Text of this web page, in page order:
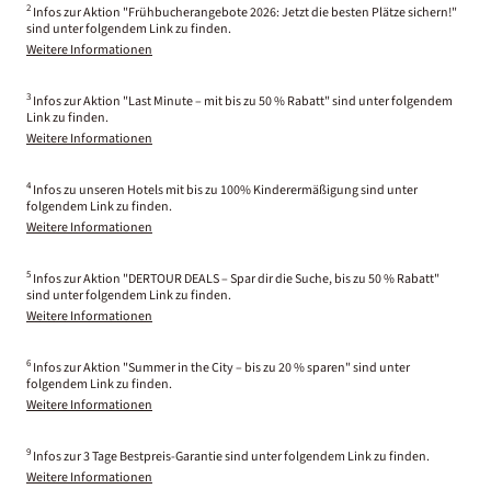
2 Infos zur Aktion "Frühbucherangebote 2026: Jetzt die besten Plätze sichern!"
sind unter folgendem Link zu finden.
Weitere Informationen
3 Infos zur Aktion "Last Minute – mit bis zu 50 % Rabatt" sind unter folgendem
Link zu finden.
Weitere Informationen
4 Infos zu unseren Hotels mit bis zu 100% Kinderermäßigung sind unter
folgendem Link zu finden.
Weitere Informationen
5 Infos zur Aktion "DERTOUR DEALS – Spar dir die Suche, bis zu 50 % Rabatt"
sind unter folgendem Link zu finden.
Weitere Informationen
6 Infos zur Aktion "Summer in the City – bis zu 20 % sparen" sind unter
folgendem Link zu finden.
Weitere Informationen
9 Infos zur 3 Tage Bestpreis-Garantie sind unter folgendem Link zu finden.
Weitere Informationen